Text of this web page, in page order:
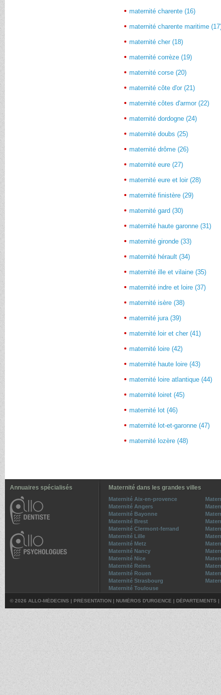
maternité charente (16)
maternité charente maritime
maternité cher (18)
maternité corrèze (19)
maternité corse (20)
maternité côte d'or (21)
maternité côtes d'armor (22)
maternité dordogne (24)
maternité doubs (25)
maternité drôme (26)
maternité eure (27)
maternité eure et loir (28)
maternité finistère (29)
maternité gard (30)
maternité haute garonne (31)
maternité gironde (33)
maternité hérault (34)
maternité ille et vilaine (35)
maternité indre et loire (37)
maternité isère (38)
maternité jura (39)
maternité loir et cher (41)
maternité loire (42)
maternité haute loire (43)
maternité loire atlantique (44)
maternité loiret (45)
maternité lot (46)
maternité lot-et-garonne (47)
maternité lozère (48)
Annuaires spécialisés Maternité dans les grandes villes
Maternité Aix-en-provence
Maternité Angers
Maternité Bayonne
Maternité Brest
Maternité Clermont-ferrand
Maternité Lille
Maternité Metz
Maternité Nancy
Maternité Nice
Maternité Reims
Maternité Rouen
Maternité Strasbourg
Maternité Toulouse
© 2026 ALLO-MÉDECINS | PRÉSENTATION | NUMÉROS D'URGENCE | DÉPARTEMENTS |